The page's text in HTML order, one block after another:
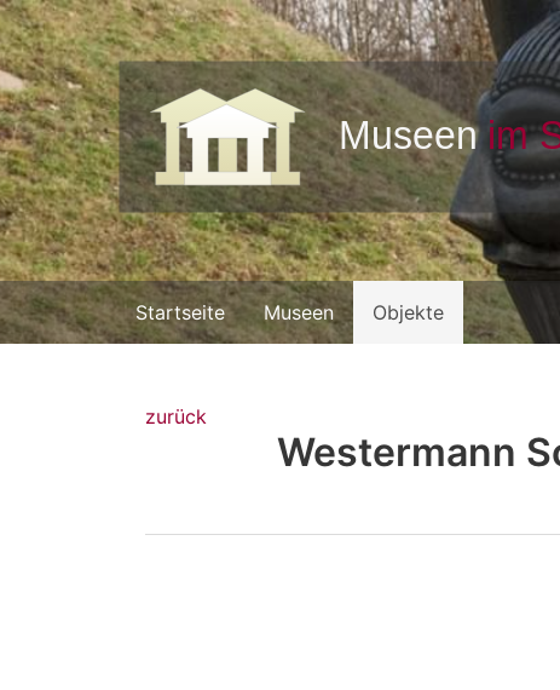
Startseite Museen Objekte
zurück
Westermann